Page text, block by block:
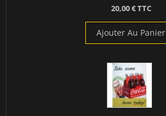
20,00 € TTC
Ajouter Au Panier